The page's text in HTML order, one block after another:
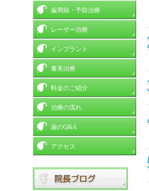
歯周病・予防治療
レーザー治療
インプラント
審美治療
料金のご紹介
治療の流れ
歯のQ&A
アクセス